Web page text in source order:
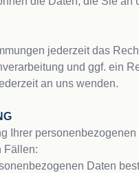
jederzeit das
und ggf. ein
an uns wenden.
Ihrer
Fällen:
Daten